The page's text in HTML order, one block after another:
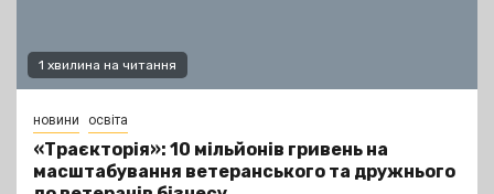
1 хвилина на читання
новини освіта
«Траєкторія»: 10 мільйонів гривень на
масштабування ветеранського та дружнього